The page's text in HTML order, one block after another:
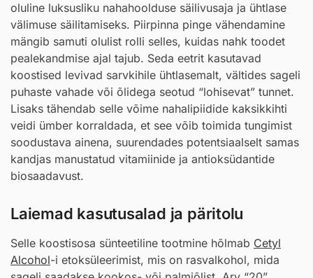
oluline luksusliku nahahoolduse säilivusaja ja ühtlase
välimuse säilitamiseks. Piirpinna pinge vähendamine
mängib samuti olulist rolli selles, kuidas nahk toodet
pealekandmise ajal tajub. Seda eetrit kasutavad
koostised levivad sarvkihile ühtlasemalt, vältides sageli
puhaste vahade või õlidega seotud “lohisevat” tunnet.
Lisaks tähendab selle võime nahalipiidide kaksikkihti
veidi ümber korraldada, et see võib toimida tungimist
soodustava ainena, suurendades potentsiaalselt samas
kandjas manustatud vitamiinide ja antioksüdantide
biosaadavust.
Laiemad kasutusalad ja päritolu
Selle koostisosa sünteetiline tootmine hõlmab Cetyl
Alcohol-i etoksüleerimist, mis on rasvalkohol, mida